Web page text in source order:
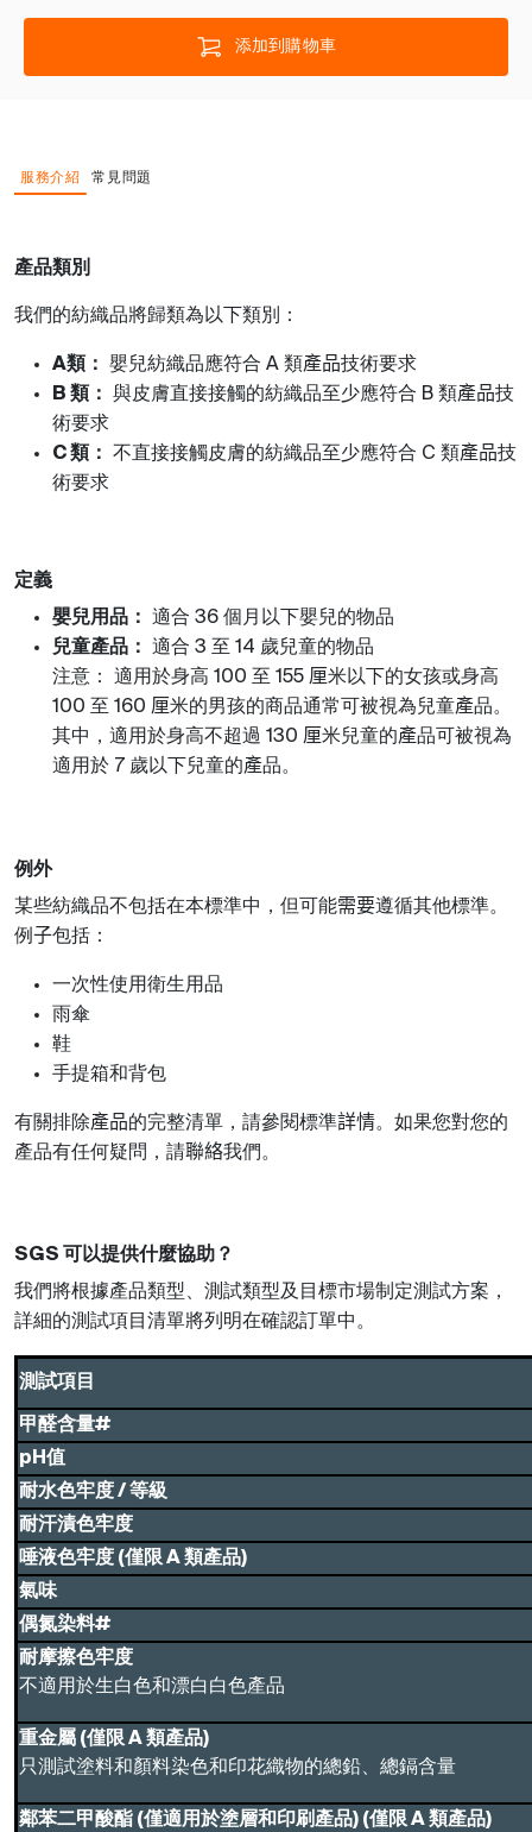
添加到購物車
服務介紹 常見問題
產品類別
我們的紡織品將歸類為以下類別：
A類： 嬰兒紡織品應符合 A 類產品技術要求
B 類： 與皮膚直接接觸的紡織品至少應符合 B 類產品技
術要求
C類： 不直接接觸皮膚的紡織品至少應符合 C 類產品技
術要求
定義
嬰兒用品： 適合 36 個月以下嬰兒的物品
兒童產品： 適合 3 至 14 歲兒童的物品
注意：
適用於身高 100 至 155 厘米以下的女孩或身高
100 至 160 厘米的男孩的商品通常可被視為兒童產品。
其中，適用於身高不超過 130 厘米兒童的產品可被視為
適用於 7 歲以下兒童的產品。
例外
某些紡織品不包括在本標準中，但可能需要遵循其他標準。
例子包括：
一次性使用衛生用品
雨傘
鞋
手提箱和背包
有關排除產品的完整清單，請參閱標準詳情。如果您對您的
產品有任何疑問，請聯絡我們。
SGS 可以提供什麼協助？
我們將根據產品類型、測試類型及目標市場制定測試方案，
詳細的測試項目清單將列明在確認訂單中。
測試項目
甲醛含量#
pH值
耐水色牢度 / 等級
耐汗漬色牢度
唾液色牢度 (僅限 A 類產品)
氣味
偶氮染料#
耐摩擦色牢度
不適用於生白色和漂白白色產品
重金屬 (僅限 A 類產品)
只測試塗料和顏料染色和印花織物的總鉛、總鎘含量
鄰苯二甲酸酯 (僅適用於塗層和印刷產品) (僅限 A 類產品)